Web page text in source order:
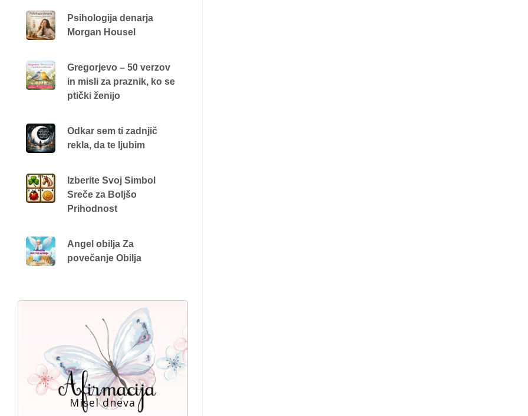
Psihologija denarja
Morgan Housel
Gregorjevo – 50 verzov
in misli za praznik, ko se
ptički ženijo
Odkar sem ti zadnjič
rekla, da te ljubim
Izberite Svoj Simbol
Sreče za Boljšo
Prihodnost
Angel obilja Za
povečanje Obilja
Misel dneva